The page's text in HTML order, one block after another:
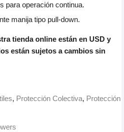
para operación continua.
manija tipo pull-down.
tienda online están en USD y
están sujetos a cambios sin
, Protección Colectiva, Protección